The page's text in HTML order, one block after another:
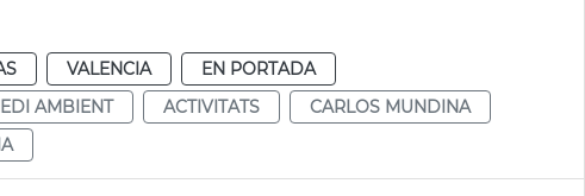
VALENCIA
EN PORTADA
AMBIENT ACTIVITATS
CARLOS MUNDINA